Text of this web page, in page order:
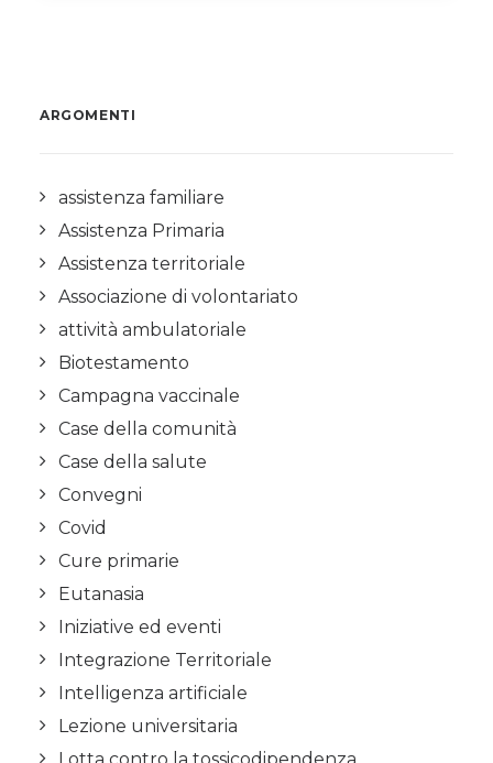
ARGOMENTI
assistenza familiare
Assistenza Primaria
Assistenza territoriale
Associazione di volontariato
attività ambulatoriale
Biotestamento
Campagna vaccinale
Case della comunità
Case della salute
Convegni
Covid
Cure primarie
Eutanasia
Iniziative ed eventi
Integrazione Territoriale
Intelligenza artificiale
Lezione universitaria